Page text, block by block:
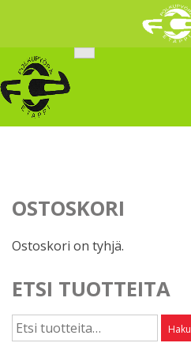
content
OSTOSKORI
Ostoskori on tyhjä.
ETSI TUOTTEITA
Etsi: Haku